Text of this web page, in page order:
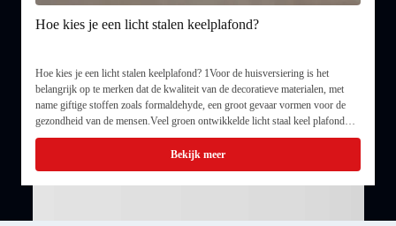
Hoe kies je een licht stalen keelplafond?
Hoe kies je een licht stalen keelplafond? 1Voor de huisversiering is het
belangrijk op te merken dat de kwaliteit van de decoratieve materialen, met
name giftige stoffen zoals formaldehyde, een groot gevaar vormen voor de
gezondheid van de mensen.Veel groen ontwikkelde licht staal keel plafond
merk ...
Bekijk meer